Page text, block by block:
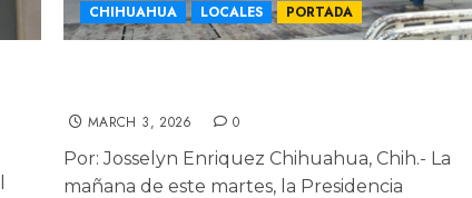
CHIHUAHUA LOCALES PORTADA
MARCH 3, 2026 0
Por: Josselyn Enriquez Chihuahua, Chih.- La
mañana de este martes, la Presidencia